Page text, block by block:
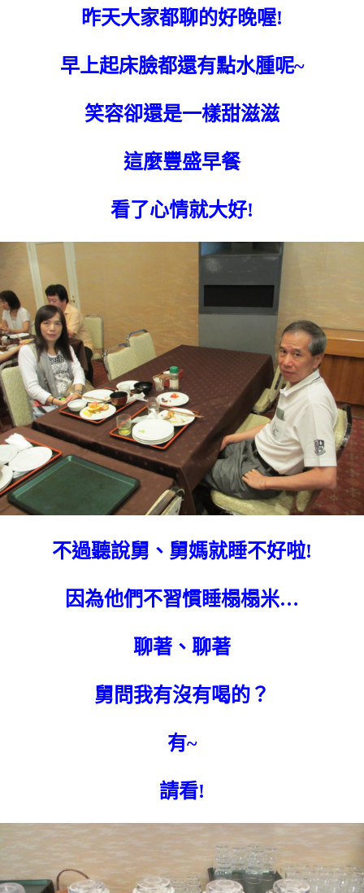
昨天大家都聊的好晚喔!
早上起床臉都還有點水腫呢~
笑容卻還是一樣甜滋滋
這麼豐盛早餐
看了心情就大好!
不過聽說舅、舅媽就睡不好啦!
因為他們不習慣睡榻榻米…
聊著、聊著
舅問我有沒有喝的？
有~
請看!